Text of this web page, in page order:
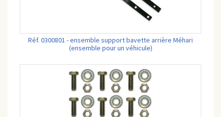
Réf. 0300801 - ensemble support bavette arrière Méhari
(ensemble pour un véhicule)